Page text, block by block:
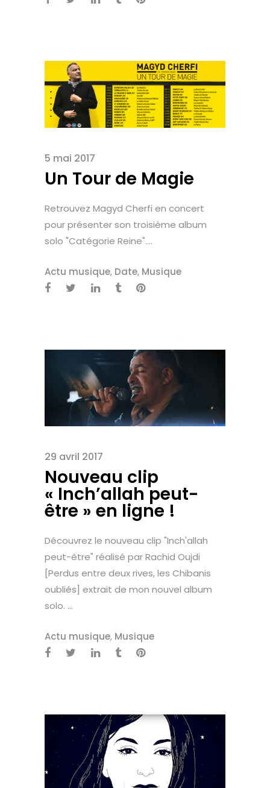
5 mai 2017
Un Tour de Magie
Retrouvez Magyd Cherfi en concert
pour présenter son troisième album
solo "Catégorie Reine"....
Actu musique, Date, Musique
29 avril 2017
Nouveau clip
« Inch’allah peut-
être » en ligne !
Découvrez le nouveau clip "Inch'allah
peut-être" réalisé par Rachid Oujdi
[Perdus entre deux rives, les Chibanis
oubliés] extrait de mon nouvel album
solo. ...
Actu musique, Musique